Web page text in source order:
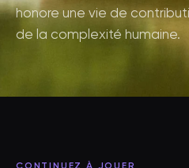
honore une vie de
de la complexité humaine.